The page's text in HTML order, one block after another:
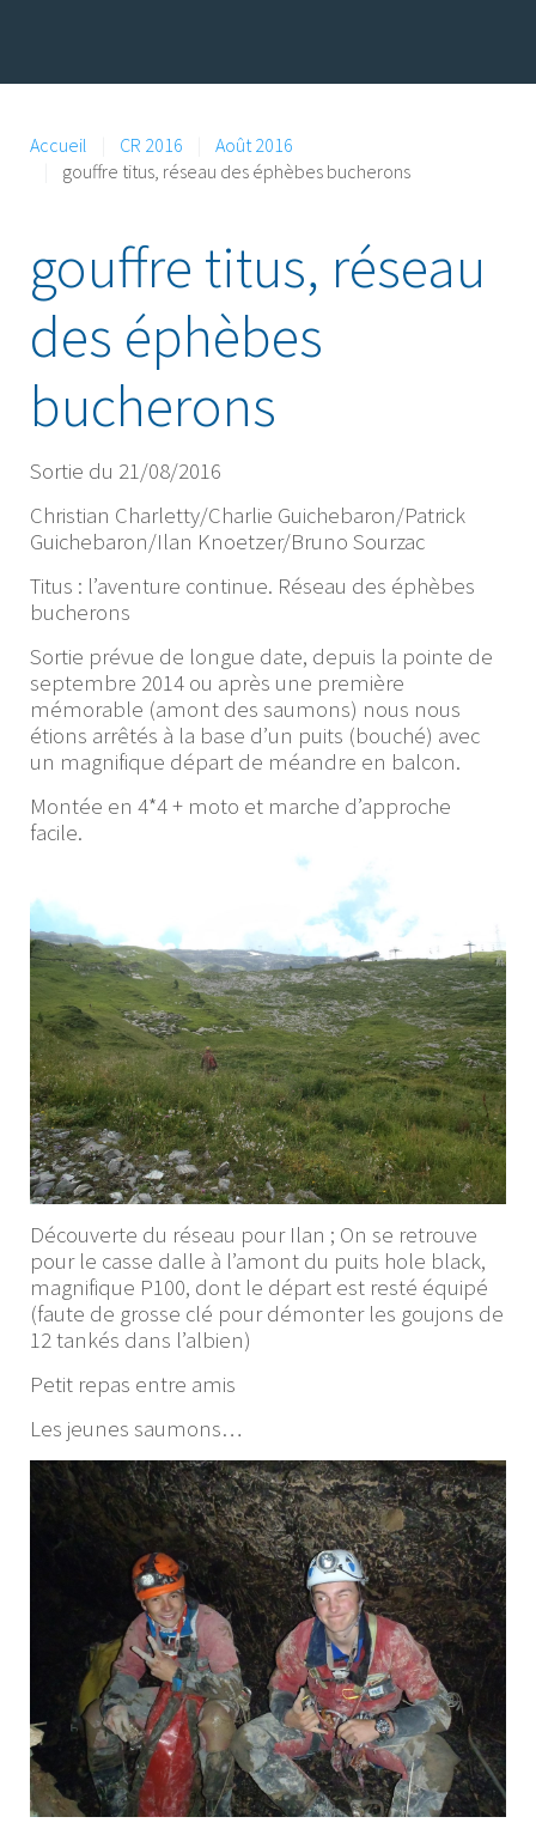
Accueil CR 2016
Août 2016
gouffre titus, réseau des éphèbes bucherons
gouffre titus, réseau
des éphèbes
bucherons
Sortie du 21/08/2016
Christian Charletty/Charlie Guichebaron/Patrick
Guichebaron/Ilan Knoetzer/Bruno Sourzac
Titus : l’aventure continue. Réseau des éphèbes
bucherons
Sortie prévue de longue date, depuis la pointe de
septembre 2014 ou après une première
mémorable (amont des saumons) nous nous
étions arrêtés à la base d’un puits (bouché) avec
un magnifique départ de méandre en balcon.
Montée en 4*4 + moto et marche d’approche
facile.
Découverte du réseau pour Ilan ; On se retrouve
pour le casse dalle à l’amont du puits hole black,
magnifique P100, dont le départ est resté équipé
(faute de grosse clé pour démonter les goujons de
12 tankés dans l’albien)
Petit repas entre amis
Les jeunes saumons…